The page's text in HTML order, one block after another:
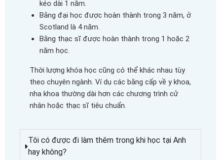
kéo dài 1 năm.
Bằng đại học được hoàn thành trong 3 năm, ở
Scotland là 4 năm.
Bằng thạc sĩ được hoàn thành trong 1 hoặc 2
năm học.
Thời lượng khóa học cũng có thể khác nhau tùy
theo chuyên ngành. Ví dụ các bằng cấp về y khoa,
nha khoa thường dài hơn các chương trình cử
nhân hoặc thạc sĩ tiêu chuẩn.
Tôi có được đi làm thêm trong khi học tại Anh
hay không?